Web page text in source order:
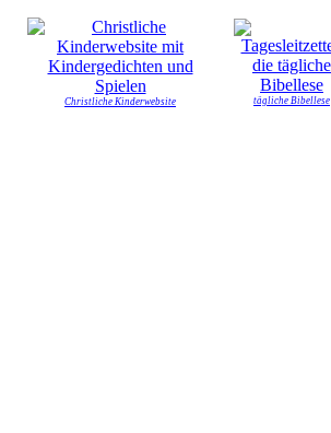
Christliche Kinderwebsite tägliche Bibellese